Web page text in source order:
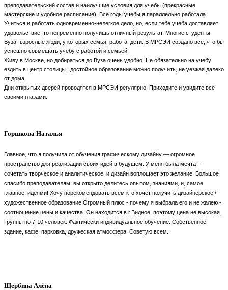
преподавательский состав и наилучшие условия для учебы (прекрасные
мастерские и удобное расписание). Все годы учебы я параллельно работала.
Учиться и работать одновременно-нелегкое дело, но, если тебе учеба доставляет
удовольствие, то непременно получишь отличный результат. Многие студенты
Вуза- взрослые люди, у которых семья, работа, дети. В МРСЭИ создано все, что бы
успешно совмещать учебу с работой и семьей.
Живу в Москве, но добираться до Вуза очень удобно. Не обязательно на учебу
ездить в центр столицы , достойное образование можно получить, не уезжая далеко
от дома.
Дни открытых дверей проводятся в МРСЭИ регулярно. Приходите и увидите все
своими глазами.
Горшкова Наталья
Главное, что я получила от обучения графическому дизайну — огромное
пространство для реализации своих идей в будущем. У меня была мечта —
сочетать творческое и аналитическое, и дизайн воплощает это желание. Большое
спасибо преподавателям: вы открыто делитесь опытом, знаниями, и, самое
главное, идеями! Хочу порекомендовать всем кто хочет получить дизайнерское /
художественное образование. Огромный плюс - почему я выбрала его и не жалею -
соотношение цены и качества. Он находится в г.Видное, поэтому цена не высокая.
Группы по 7-10 человек. Фактически индивидуальное обучение. Собственное
здание, кафе, парковка, дружеская атмосфера. Советую всем.
Щербина Алёна